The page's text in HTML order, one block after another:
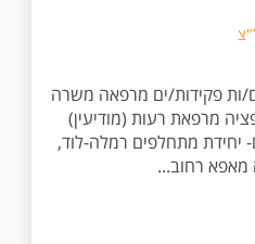
ות פקידות/ים מרפאה משרה
אופציה מרפאת רעות (מודיעין)
מתחלפים רמלה-לוד,
מאפא רחוב...